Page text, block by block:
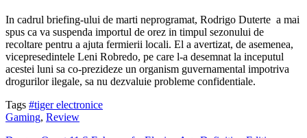
In cadrul briefing-ului de marti neprogramat, Rodrigo Duterte a mai
spus ca va suspenda importul de orez in timpul sezonului de
recoltare pentru a ajuta fermierii locali. El a avertizat, de asemenea,
vicepresedintele Leni Robredo, pe care l-a desemnat la inceputul
acestei luni sa co-prezideze un organism guvernamental impotriva
drogurilor ilegale, sa nu dezvaluie probleme confidentiale.
Tags #tiger electronice
Gaming, Review